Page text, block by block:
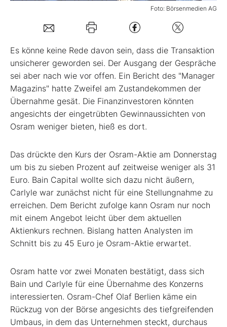
Kontakt
Foto: Börsenmedien AG
Es könne keine Rede davon sein, dass die Transaktion
unsicherer geworden sei. Der Ausgang der Gespräche
sei aber nach wie vor offen. Ein Bericht des "Manager
Magazins" hatte Zweifel am Zustandekommen der
Übernahme gesät. Die Finanzinvestoren könnten
angesichts der eingetrübten Gewinnaussichten von
Osram weniger bieten, hieß es dort.
Das drückte den Kurs der Osram-Aktie am Donnerstag
um bis zu sieben Prozent auf zeitweise weniger als 31
Euro. Bain Capital wollte sich dazu nicht äußern,
Carlyle war zunächst nicht für eine Stellungnahme zu
erreichen. Dem Bericht zufolge kann Osram nur noch
mit einem Angebot leicht über dem aktuellen
Aktienkurs rechnen. Bislang hatten Analysten im
Schnitt bis zu 45 Euro je Osram-Aktie erwartet.
Osram hatte vor zwei Monaten bestätigt, dass sich
Bain und Carlyle für eine Übernahme des Konzerns
interessierten. Osram-Chef Olaf Berlien käme ein
Rückzug von der Börse angesichts des tiefgreifenden
Umbaus, in dem das Unternehmen steckt, durchaus